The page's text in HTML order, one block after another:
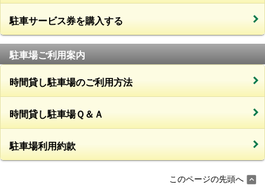
駐車サービス券を購入する
駐車場ご利用案内
時間貸し駐車場のご利用方法
時間貸し駐車場Ｑ＆Ａ
駐車場利用約款
このページの先頭へ